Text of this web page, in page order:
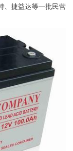
、捷益达等一批民营